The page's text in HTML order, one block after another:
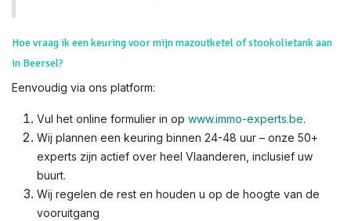
Hoe vraag ik een keuring voor mijn mazoutketel of stookolietank aan
in Beersel?
Eenvoudig via ons platform:
Vul het online formulier in op www.immo-experts.be.
Wij plannen een keuring binnen 24-48 uur – onze 50+
experts zijn actief over heel Vlaanderen, inclusief uw
buurt.
Wij regelen de rest en houden u op de hoogte van de
vooruitgang